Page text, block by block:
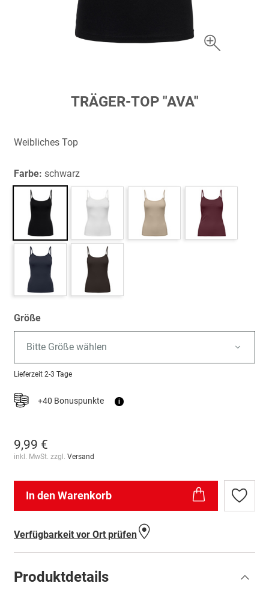
springen
TRÄGER-TOP "AVA"
Weibliches Top
Farbe: schwarz
Größe
Bitte Größe wählen
Lieferzeit 2-3 Tage
+40 Bonuspunkte i
9,99 €
inkl. MwSt. zzgl. Versand
In den Warenkorb
Zur
Verfügbarkeit vor Ort prüfen
Produktdetails